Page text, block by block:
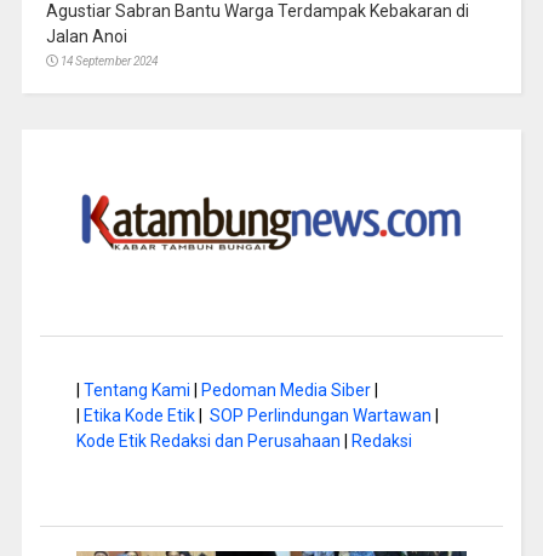
Agustiar Sabran Bantu Warga Terdampak Kebakaran di
Jalan Anoi
14 September 2024
Tentang Kami Pedoman Media Siber|
Etika Kode Etik| SOP Perlindungan Wartawan
Kode Etik Redaksi dan Perusahaan
Redaksi